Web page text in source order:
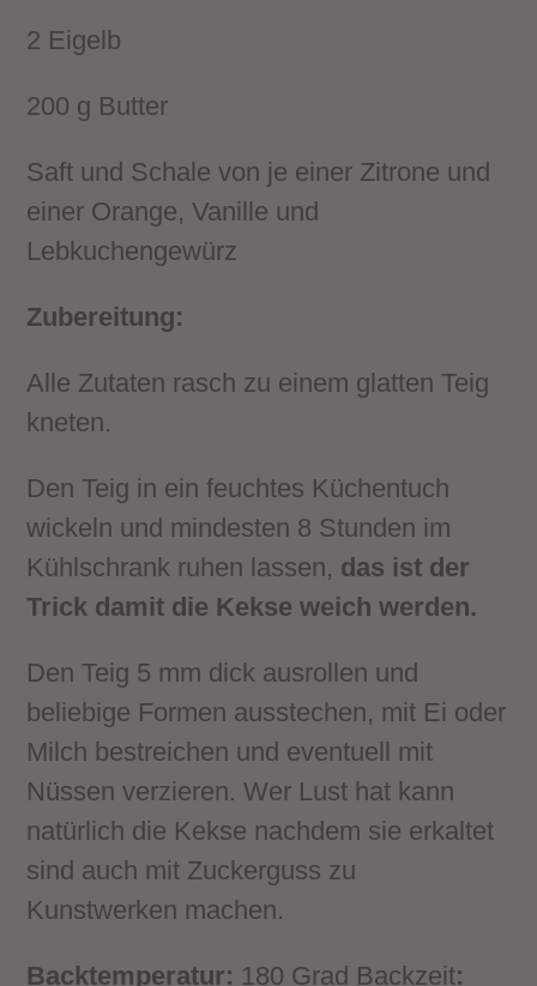
2 Eigelb
200 g Butter
Saft und Schale von je einer Zitrone und
einer Orange, Vanille und
Lebkuchengewürz
Zubereitung:
Alle Zutaten rasch zu einem glatten Teig
kneten.
Den Teig in ein feuchtes Küchentuch
wickeln und mindesten 8 Stunden im
Kühlschrank ruhen lassen, das ist der
Trick damit die Kekse weich werden.
Den Teig 5 mm dick ausrollen und
beliebige Formen ausstechen, mit Ei oder
Milch bestreichen und eventuell mit
Nüssen verzieren. Wer Lust hat kann
natürlich die Kekse nachdem sie erkaltet
sind auch mit Zuckerguss zu
Kunstwerken machen.
Backtemperatur: 180 Grad Backzeit: